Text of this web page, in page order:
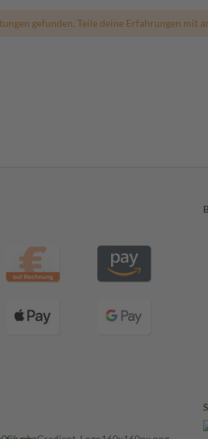
gefunden. Teile deine Erfahrungen mit